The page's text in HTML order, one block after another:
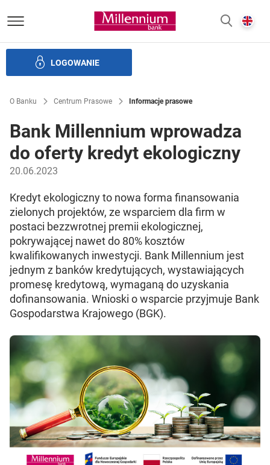
Bank Millennium homepage
LOGOWANIE
O Banku Centrum Prasowe Informacje prasowe
Bank Millennium wprowadza
do oferty kredyt ekologiczny
20.06.2023
Kredyt ekologiczny to nowa forma finansowania
zielonych projektów, ze wsparciem dla firm w
postaci bezzwrotnej premii ekologicznej,
pokrywającej nawet do 80% kosztów
kwalifikowanych inwestycji. Bank Millennium jest
jednym z banków kredytujących, wystawiających
promesę kredytową, wymaganą do uzyskania
dofinansowania. Wnioski o wsparcie przyjmuje Bank
Gospodarstwa Krajowego (BGK).